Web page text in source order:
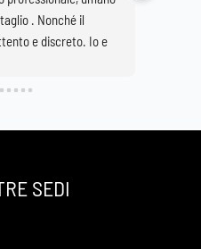
. Nonché il
e discreto. Io e
onorato al
sarà per sempre la
SEDI